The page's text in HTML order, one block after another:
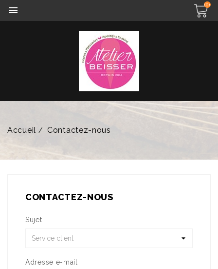
 (0)
Accueil Contactez-nous
CONTACTEZ-NOUS
Sujet
Adresse e-mail